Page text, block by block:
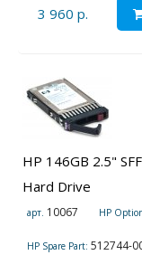
3 960 р.
HP 146GB 2.5"
Hard Drive
арт. 10067 HP
HP Spare Part: 512744-